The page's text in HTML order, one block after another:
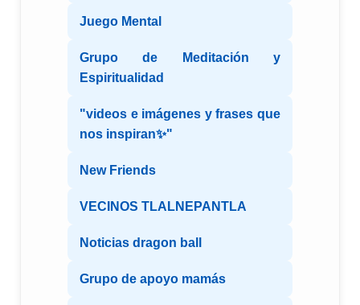
Juego Mental
Grupo de Meditación y
Espiritualidad
"videos e imágenes y frases que
nos inspiran✨"
New Friends
VECINOS TLALNEPANTLA
Noticias dragon ball
Grupo de apoyo mamás